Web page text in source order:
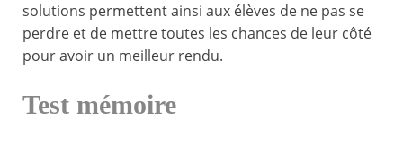
solutions permettent ainsi aux élèves de ne pas se
perdre et de mettre toutes les chances de leur côté
pour avoir un meilleur rendu.
Test mémoire